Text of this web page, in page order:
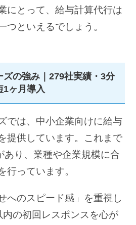
にとって、給与計算代行は
つといえるでしょう。
ズの強み｜279社実績・3分
1ヶ月導入
では、中小企業向けに給与
提供しています。これまで
あり、業種や企業規模に合
行っています。
へのスピード感」を重視し
の初回レスポンスを心が